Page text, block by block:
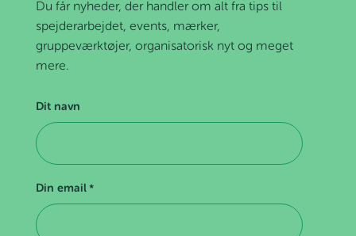
Du får nyheder, der handler om alt fra tips til
spejderarbejdet, events, mærker,
gruppeværktøjer, organisatorisk nyt og meget
mere.
Dit navn
Din email *